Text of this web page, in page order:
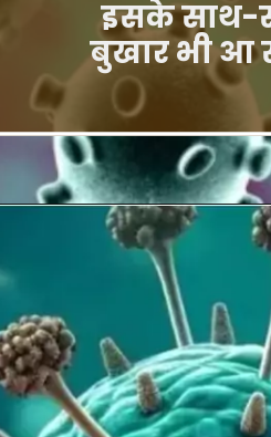
इसके साथ-